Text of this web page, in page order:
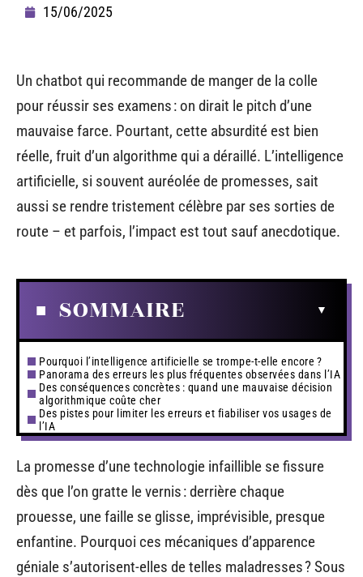
15/06/2025
Un chatbot qui recommande de manger de la colle
pour réussir ses examens : on dirait le pitch d’une
mauvaise farce. Pourtant, cette absurdité est bien
réelle, fruit d’un algorithme qui a déraillé. L’intelligence
artificielle, si souvent auréolée de promesses, sait
aussi se rendre tristement célèbre par ses sorties de
route – et parfois, l’impact est tout sauf anecdotique.
SOMMAIRE
Pourquoi l’intelligence artificielle se trompe-t-elle encore ?
Panorama des erreurs les plus fréquentes observées dans l’IA
Des conséquences concrètes : quand une mauvaise décision
algorithmique coûte cher
Des pistes pour limiter les erreurs et fiabiliser vos usages de
l’IA
La promesse d’une technologie infaillible se fissure
dès que l’on gratte le vernis : derrière chaque
prouesse, une faille se glisse, imprévisible, presque
enfantine. Pourquoi ces mécaniques d’apparence
géniale s’autorisent-elles de telles maladresses ? Sous